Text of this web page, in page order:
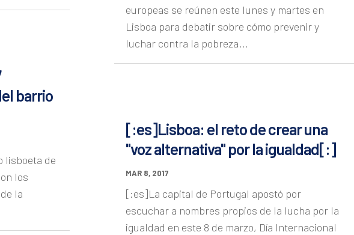
barrio
lisboeta de
los
la
europeas se reúnen este lunes y martes en
Lisboa para debatir sobre cómo prevenir y
luchar contra la pobreza...
[:es]Lisboa: el reto de crear una
"voz alternativa" por la igualdad[:]
MAR 8, 2017
[:es]La capital de Portugal apostó por
escuchar a nombres propios de la lucha por la
igualdad en este 8 de marzo, Día Internacional